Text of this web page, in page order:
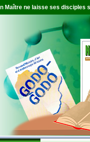
Maître ne laisse ses disciples